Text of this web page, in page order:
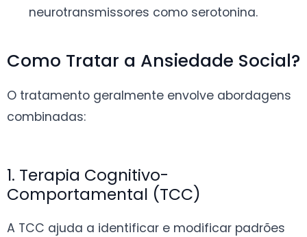
neurotransmissores como serotonina.
Como Tratar a Ansiedade Social?
O tratamento geralmente envolve abordagens
combinadas:
1. Terapia Cognitivo-
Comportamental (TCC)
A TCC ajuda a identificar e modificar padrões